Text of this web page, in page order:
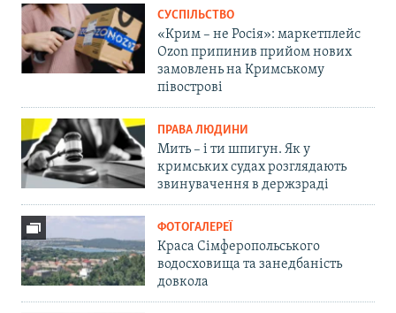
СУСПІЛЬСТВО
«Крим – не Росія»: маркетплейс
Ozon припинив прийом нових
замовлень на Кримському
півострові
ПРАВА ЛЮДИНИ
Мить – і ти шпигун. Як у
кримських судах розглядають
звинувачення в держзраді
ФОТОГАЛЕРЕЇ
Краса Сімферопольського
водосховища та занедбаність
довкола